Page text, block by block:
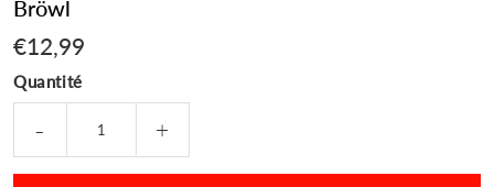
Bröwl
€12,99
Quantité
+
-